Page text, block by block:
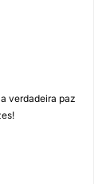
verdadeira paz